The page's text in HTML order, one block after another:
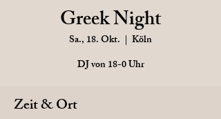
Greek Night
Sa., 18. Okt.
  |
Köln
DJ von 18-0 Uhr
Zeit & Ort